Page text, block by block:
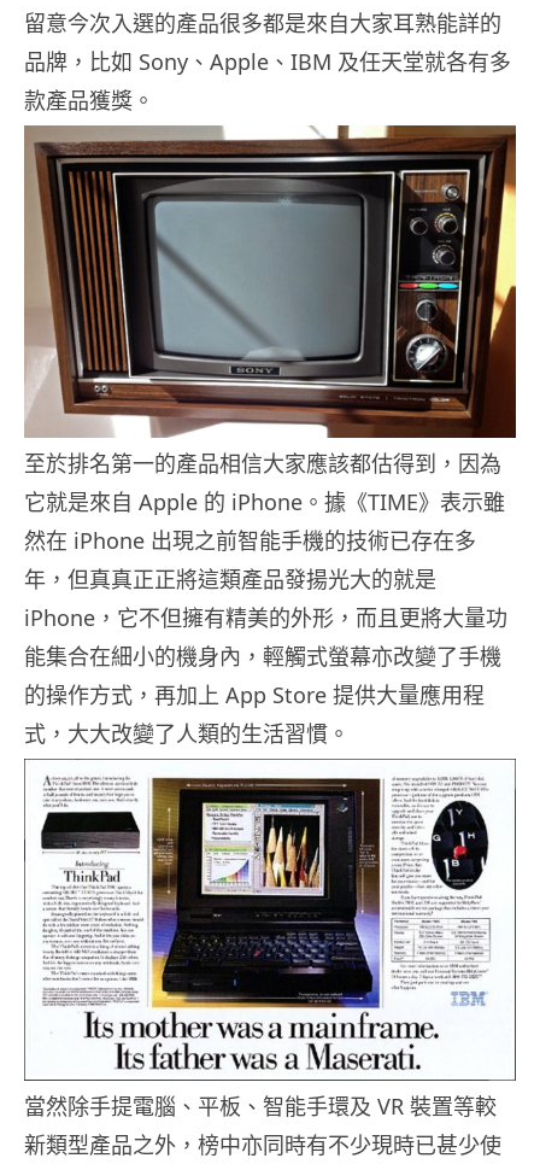
留意今次入選的產品很多都是來自大家耳熟能詳的
品牌，比如 Sony、Apple、IBM 及任天堂就各有多
款產品獲獎。
至於排名第一的產品相信大家應該都估得到，因為
它就是來自 Apple 的 iPhone。據《TIME》表示雖
然在 iPhone 出現之前智能手機的技術已存在多
年，但真真正正將這類產品發揚光大的就是
iPhone，它不但擁有精美的外形，而且更將大量功
能集合在細小的機身內，輕觸式螢幕亦改變了手機
的操作方式，再加上 App Store 提供大量應用程
式，大大改變了人類的生活習慣。
當然除手提電腦、平板、智能手環及 VR 裝置等較
新類型產品之外，榜中亦同時有不少現時已甚少使